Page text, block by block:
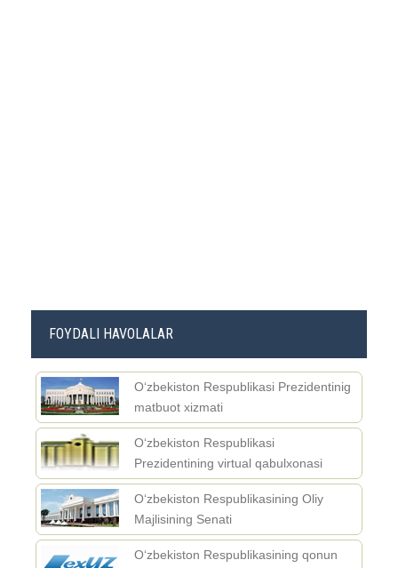
FOYDALI HAVOLALAR
O‘zbekiston Respublikasi Prezidentinig
matbuot xizmati
O‘zbekiston Respublikasi
Prezidentining virtual qabulxonasi
O‘zbekiston Respublikasining Oliy
Majlisining Senati
O‘zbekiston Respublikasining qonun